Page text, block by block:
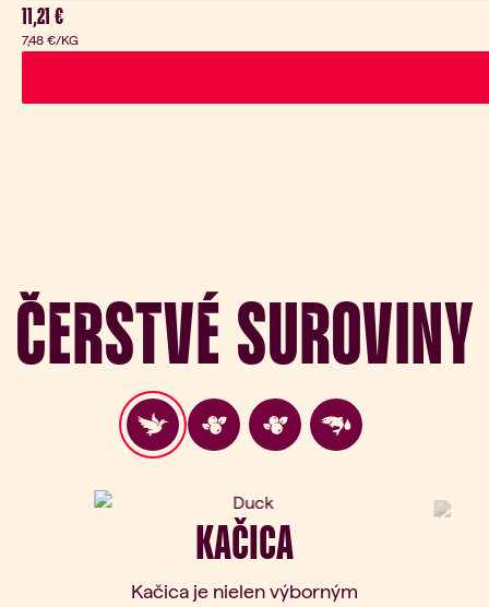
Aktuálna cena:
11,21 €
7,48 €/KG
Čerstvé suroviny
KAČICA
Kačica je nielen výborným